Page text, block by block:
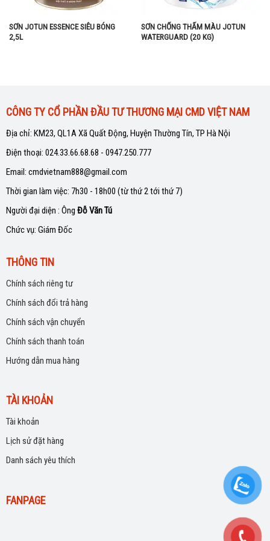
SƠN JOTUN ESSENCE SIÊU BÓNG
2,5L
SƠN CHỐNG THẤM MÀU JOTUN
WATERGUARD (20 KG)
CÔNG TY CỔ PHẦN ĐẦU TƯ THƯƠNG MẠI CMD VIỆT NAM
Địa chỉ: KM23, QL1A Xã Quất Động, Huyện Thường Tín, TP Hà Nội
Điện thoại: 024.33.66.68.68 - 0947.250.777
Email: cmdvietnam888@gmail.com
Thời gian làm việc: 7h30 - 18h00 (từ thứ 2 tới thứ 7)
Người đại diện : Ông Đỗ Văn Tú
Chức vụ: Giám Đốc
THÔNG TIN
Chính sách riêng tư
Chính sách đổi trả hàng
Chính sách vận chuyển
Chính sách thanh toán
Hướng dẫn mua hàng
TÀI KHOẢN
Tài khoản
Lịch sử đặt hàng
Danh sách yêu thích
FANPAGE